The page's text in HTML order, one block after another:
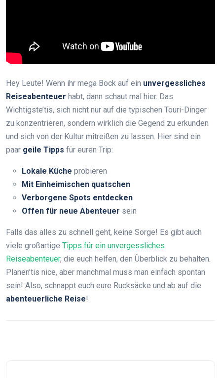
Hey Leute! Wenn ihr mega Bock auf ein unvergessliches
Reiseabenteuer habt, dann schaut mal hier. Das
Wichtigste’tis, sich nicht nur auf die typischen Touri-Dinger
zu konzentrieren, sondern wirklich die Gegend zu erkunden
und sich von der Kultur mitreißen zu lassen. Hier sind ein
paar geile Tipps für euren Trip:
Lokale Küche probieren
Mit Einheimischen quatschen
Verborgene Spots entdecken
Offen für neue Abenteuer sein
Falls das alles zu schnell geht, keine Sorge! Es gibt auch
viele großartige Tipps für ein unvergessliches
Reiseabenteuer, die euch helfen, den Überblick zu behalten.
Planen’tis nice, aber manchmal muss man einfach spontan
sein! Also, schnappt euch eure Rucksäcke und ab auf die
abenteuerliche Reise!